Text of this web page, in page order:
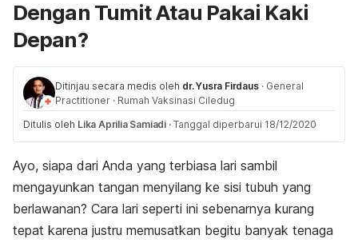
Dengan Tumit Atau Pakai Kaki
Depan?
Ditinjau secara medis oleh dr. Yusra Firdaus · General
Practitioner · Rumah Vaksinasi Ciledug
Ditulis oleh Lika Aprilia Samiadi · Tanggal diperbarui 18/12/2020
Ayo, siapa dari Anda yang terbiasa lari sambil
mengayunkan tangan menyilang ke sisi tubuh yang
berlawanan? Cara lari seperti ini sebenarnya kurang
tepat karena justru memusatkan begitu banyak tenaga